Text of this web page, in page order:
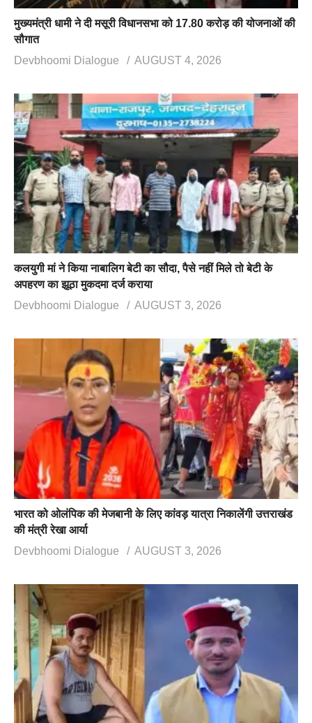
मुख्यमंत्री धामी ने दी मसूरी विधानसभा को 17.80 करोड़ की योजनाओं की
सौगात
Devbhoomi Dialogue
AUGUST 4, 2026
कलयुगी मां ने किया नाबालिग बेटी का सौदा, पैसे नहीं मिले तो बेटी के
अपहरण का झूठा मुकदमा दर्ज कराया
Devbhoomi Dialogue
AUGUST 3, 2026
भारत को ओलंपिक की मेजबानी के लिए कांवड़ यात्रा निकालेंगी उत्तराखंड
की मंत्री रेखा आर्या
Devbhoomi Dialogue
AUGUST 3, 2026